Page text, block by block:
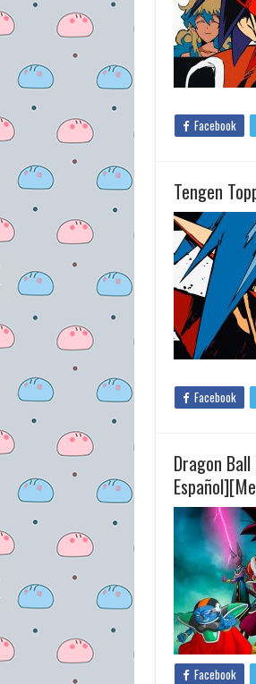
Facebook
Tengen
Facebook
Dragon
Facebook